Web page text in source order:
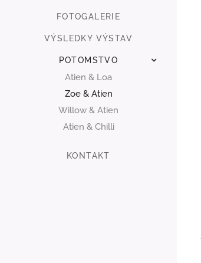
FOTOGALERIE
VÝSLEDKY VÝSTAV
POTOMSTVO
Atien & Loa
Zoe & Atien
Willow & Atien
Atien & Chilli
KONTAKT